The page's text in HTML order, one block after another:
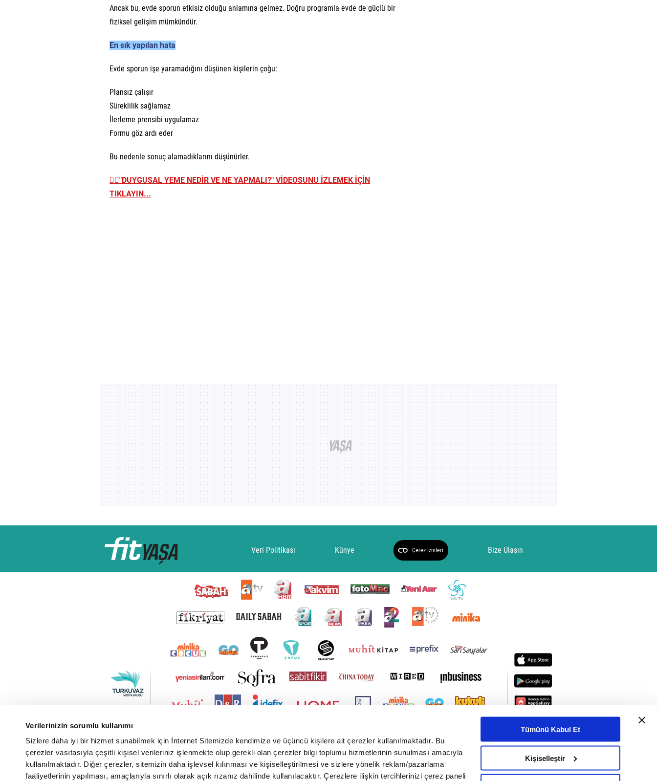
Verilerinizin sorumlu kullanımı
Sizlere daha iyi bir hizmet sunabilmek için İnternet Sitemizde kendimize ve üçüncü kişilere ait çerezler kullanılmaktadır. Bu
çerezler vasıtasıyla çeşitli kişisel verileriniz işlenmekte olup gerekli olan çerezler bilgi toplumu hizmetlerinin sunulması amacıyla
kullanılmaktadır. Diğer çerezler, sitemizin daha işlevsel kılınması ve kişiselleştirilmesi ve sizlere yönelik reklam/pazarlama
faaliyetlerinin yapılması, amaçlarıyla sınırlı olarak açık rızanız dahilinde kullanılacaktır. Çerezlere ilişkin tercihlerinizi çerez paneli
Tümünü Kabul Et
Kişiselleştir
Ancak bu, evde sporun etkisiz olduğu anlamına gelmez. Doğru programla evde de güçlü bir
fiziksel gelişim mümkündür.
En sık yapılan hata
Evde sporun işe yaramadığını düşünen kişilerin çoğu:
Plansız çalışır
Süreklilik sağlamaz
İlerleme prensibi uygulamaz
Formu göz ardı eder
Bu nedenle sonuç alamadıklarını düşünürler.
👉🏼"DUYGUSAL YEME NEDİR VE NE YAPMALI?" VİDEOSUNU İZLEMEK İÇİN
TIKLAYIN...
Veri Politikası Künye Çerez İzinleri Bize Ulaşın